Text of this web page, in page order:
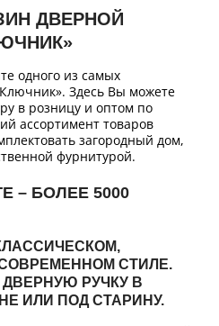
ДВЕРНОЙ
одного из самых
Здесь Вы можете
в розницу и оптом по
ассортимент товаров
загородный дом,
фурнитурой.
– БОЛЕЕ 5000
СТИЛЕ.
РУЧКУ В
ИЛИ ПОД СТАРИНУ.